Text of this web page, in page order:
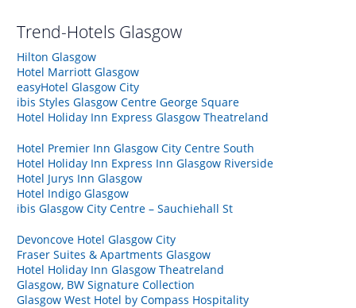
Trend-Hotels Glasgow
Hilton Glasgow
Hotel Marriott Glasgow
easyHotel Glasgow City
ibis Styles Glasgow Centre George Square
Hotel Holiday Inn Express Glasgow Theatreland
Hotel Premier Inn Glasgow City Centre South
Hotel Holiday Inn Express Inn Glasgow Riverside
Hotel Jurys Inn Glasgow
Hotel Indigo Glasgow
ibis Glasgow City Centre – Sauchiehall St
Devoncove Hotel Glasgow City
Fraser Suites & Apartments Glasgow
Hotel Holiday Inn Glasgow Theatreland
Glasgow, BW Signature Collection
Glasgow West Hotel by Compass Hospitality